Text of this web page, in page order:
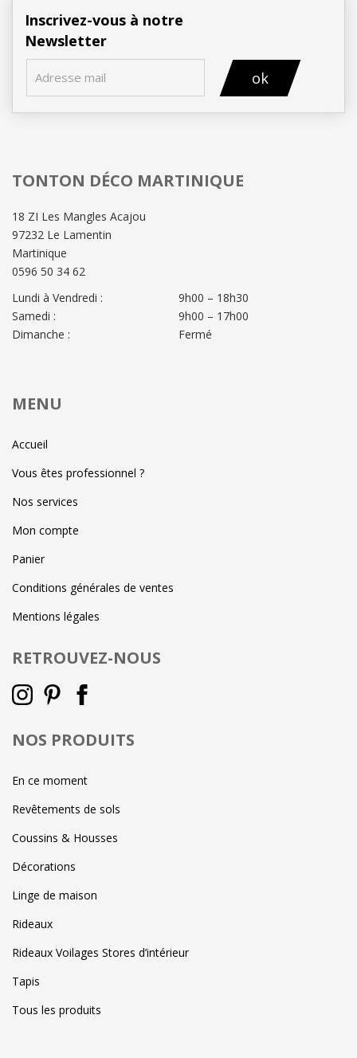
Inscrivez-vous à notre
Newsletter
ok
TONTON DÉCO MARTINIQUE
18 ZI Les Mangles Acajou
97232 Le Lamentin
Martinique
0596 50 34 62
Lundi à Vendredi :
Samedi :
Dimanche :
9h00 – 18h30
9h00 – 17h00
Fermé
MENU
Accueil
Vous êtes professionnel ?
Nos services
Mon compte
Panier
Conditions générales de ventes
Mentions légales
RETROUVEZ-NOUS
NOS PRODUITS
En ce moment
Revêtements de sols
Coussins & Housses
Décorations
Linge de maison
Rideaux
Rideaux Voilages Stores d’intérieur
Tapis
Tous les produits